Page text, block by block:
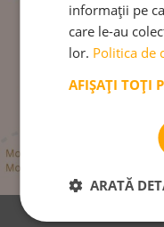
Venim la tine
informații pe
care le-au
lor. Politica de
AFIȘAȚI TOȚI
ARATĂ